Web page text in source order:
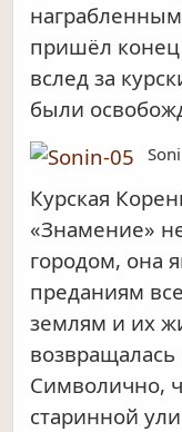
пришёл
вслед за
были
Курская
«Знамение»
городом, она
преданиям
землям и их
Символично,
старинной